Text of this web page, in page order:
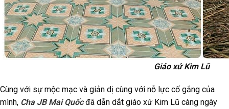
Giáo xứ Kim Lũ
Cùng với sự mộc mạc và giản dị cùng với nỗ lực cố gắng của
mình, Cha JB Mai Quốcđã dẫn dắt giáo xứ Kim Lũ càng ngày